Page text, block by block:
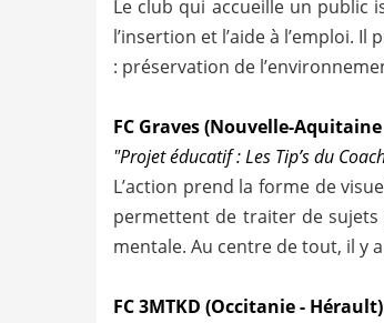
Le club qui accueille un public
l’insertion et l’aide à l’emploi.
: préservation de
FC Graves (Nouvelle-
"Projet éducatif : Les Tip’s du
L’action prend la forme de
permettent de traiter de sujets
mentale. Au centre de tout, il y
FC 3MTKD (Occitanie - Hérault)